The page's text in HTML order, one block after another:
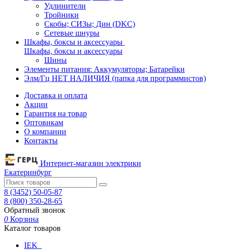
Удлинители
Тройники
Скобы; СИЗы; Дин (DKC)
Сетевые шнуры
Шкафы, боксы и аксессуары
Шкафы, боксы и аксессуары
Шины
Элементы питания: Аккумуляторы; Батарейки
Элм/Гц НЕТ НАЛИЧИЯ (папка для программистов)
Доставка и оплата
Акции
Гарантия на товар
Оптовикам
О компании
Контакты
Интернет-магазин электрики
Екатеринбург
8 (3452) 50-05-87
8 (800) 350-28-65
Обратный звонок
0 Корзина
Каталог товаров
IEK